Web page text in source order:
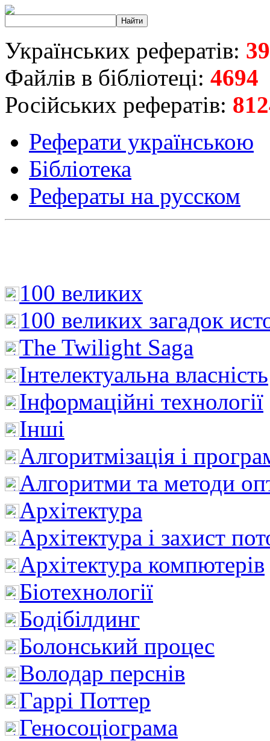
Українських рефератів:
Файлів в бібліотеці: 4694
Російських рефератів:
Реферати українською
Бібліотека
Рефераты на русском
100 великих
100 великих загадок
The Twilight Saga
Інтелектуальна влaсність
Інформаційні технології
Інші
Алгоритмізація і
Алгоритми та методи
Архітектура
Архітектура і захист
Архітектура компютерів
Біотехнології
Бодібілдинг
Болонський процес
Володар перснів
Гаррі Поттер
Геносоціограма